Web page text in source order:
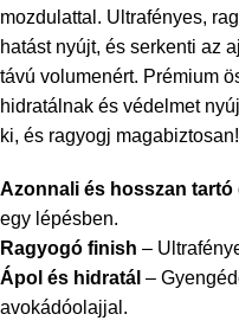
mozdulattal. Ultrafényes,
hatást nyújt, és serkenti az
távú volumenért. Prémium
hidratálnak és védelmet
ki, és ragyogj magabiztosan!
Azonnali és hosszan tartó
egy lépésben.
Ragyogó finish –
Ápol és hidratál –
avokádóolajjal.